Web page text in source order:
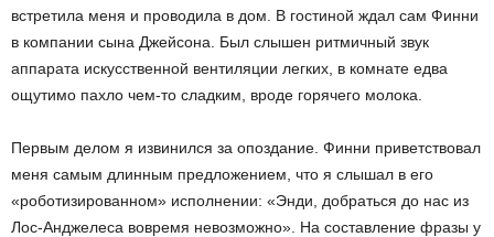
встретила меня и проводила в дом. В гостиной ждал сам Финни
в компании сына Джейсона. Был слышен ритмичный звук
аппарата искусственной вентиляции легких, в комнате едва
ощутимо пахло чем-то сладким, вроде горячего молока.
Первым делом я извинился за опоздание. Финни приветствовал
меня самым длинным предложением, что я слышал в его
«роботизированном» исполнении: «Энди, добраться до нас из
Лос-Анджелеса вовремя невозможно». На составление фразы у